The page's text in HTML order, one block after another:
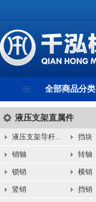
全部商品分类
液压支架直属件
液压支架导杆... 挡块
销轴 转轴
锁销 横销
竖销 挡销